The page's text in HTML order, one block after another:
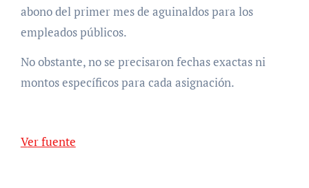
abono del primer mes de aguinaldos para los
empleados públicos.
No obstante, no se precisaron fechas exactas ni
montos específicos para cada asignación.
Ver fuente